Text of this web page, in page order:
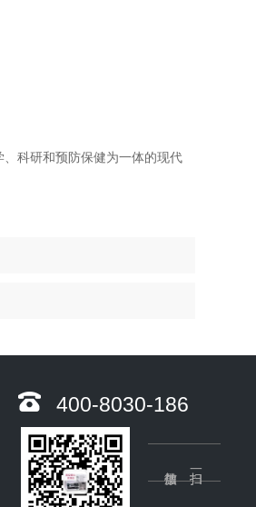
科研和预防保健为一体的现代
400-8030-186